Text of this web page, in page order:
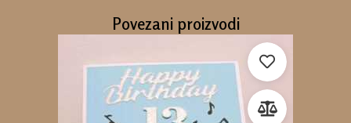
Povezani proizvodi